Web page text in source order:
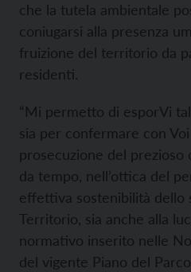
che la tutela ambientale
coniugarsi alla presenza
fruizione del territorio da
residenti.
“Mi permetto di esporVi
sia per confermare con
prosecuzione del prezioso
da tempo, nell’ottica del
effettiva sostenibilità dello
Territorio, sia anche alla
normativo inserito nelle
del vigente Piano del